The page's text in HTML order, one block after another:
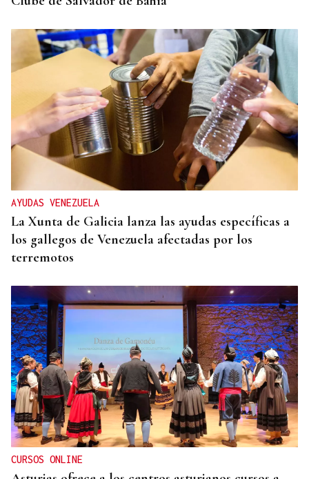
AYUDAS VENEZUELA
La Xunta de Galicia lanza las ayudas específicas a
los gallegos de Venezuela afectadas por los
terremotos
CURSOS ONLINE